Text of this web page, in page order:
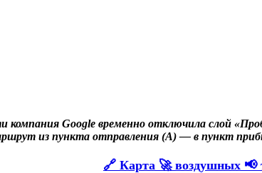
компания Google временно отключила слой
из пункта отправления (А) — в пункт
🔗 Карта 🚀 воздушных